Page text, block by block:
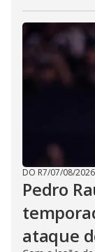
DO R7/07/08/2026
Pedro
ataque